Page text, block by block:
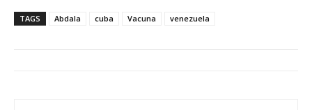
TAGS Abdala cuba Vacuna venezuela